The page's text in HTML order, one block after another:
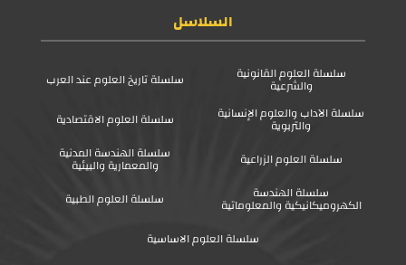
السلاسل
سلسلة العلوم القانونية
والشرعية
سلسلة تاريخ العلوم عند العرب
سلسلة الآداب والعلوم الإنسانية
والتربوية
سلسلة العلوم الاقتصادية
سلسلة العلوم الزراعية
سلسلة الهندسة المدنية
والمعمارية والبيئية
سلسلة الهندسة
الكهروميكانيكية والمعلوماتية
سلسلة العلوم الطبية
سلسلة العلوم الاساسية